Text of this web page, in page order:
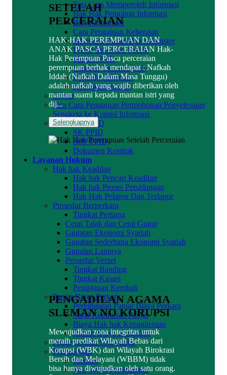
Tata Cara Memperoleh Informasi
Hak Hak Pemohon Informasi
Biaya Informasi
Cara Pengajuan Keberatan
Informasi Dalam Buku Register
Daftar Informasi Publik
Monev PPID
Laporan Tahunan LID
Formulir Informasi
Kebijakan Privasi
Brosur
Tata Cara Pengajuan Permohonan Penyelesaian
Sengketa ke Komisi Informasi
Dokumen PPID
SK PPID
SOP PPID
Dokumen Kontrak
Layanan Hukum
Hak hak Keadilan
Hak hak Pencari Keadilan
Hak hak Proses Persidangan
Hak Hak Pelapor Dan Terlapor
Prosedur Berperkara
Tingkat Pertama
Cerai Talak dan Cerai Gugat
Gugatan Ekonomi Syariah
Gugatan Sederhana Ekonomi Syariah
Gugatan Lainnya
Prosedur Verzet
Tingkat Banding
Tingkat Kasasi
Peninjauan Kembali
Panjar Biaya Perkara
Perhitungan Panjar Biaya Perkara
Surat Keputusan Panjar
Biaya Hak hak Kepaniteraan
Radius Biaya Panggilan
Pengembalian Sisa Panjar
Persidangan
Mediasi
Tata Tertib Persidangan
SETELAH
PERCERAIAN
HAK-HAK PEREMPUAN DAN
ANAK PASCA PERCERAIAN Hak-
Hak Perempuan Pasca perceraian
perempuan berhak mendapat : Nafkah
Iddah (Nafkah Dalam Masa Tunggu)
adalah nafkah yang wajib diberikan oleh
mantan suami kepada mantan istri yang
dij...
Selengkapnya
PENGADILAN AGAMA
SLEMAN NO KORUPSI
Mewujudkan zona integritas untuk
meraih predikat Wilayah Bebas dari
Korupsi (WBK) dan Wilayah Birokrasi
Bersih dan Melayani (WBBM) tidak
bisa hanya diwujudkan oleh satu orang.